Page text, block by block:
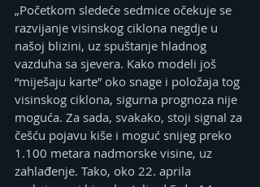
„Početkom sledeće sedmice očekuje se
razvijanje visinskog ciklona negdje u
našoj blizini, uz spuštanje hladnog
vazduha sa sjevera. Kako modeli još
“miješaju karte” oko snage i položaja tog
visinskog ciklona, sigurna prognoza nije
moguća. Za sada, svakako, stoji signal za
češću pojavu kiše i moguć snijeg preko
1.100 metara nadmorske visine, uz
zahlađenje. Tako, oko 22. aprila